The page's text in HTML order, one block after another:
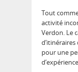
Tout
activité
Verdon. Le
pour une